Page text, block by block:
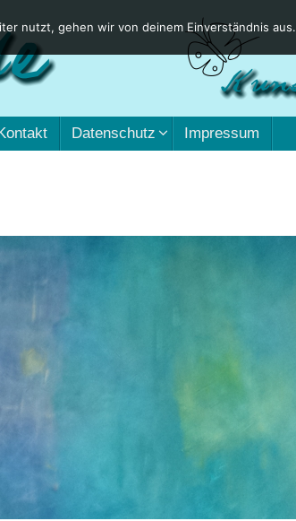
Datenschutz Impressum
nutzt, gehen wir von deinem Einverständnis aus.